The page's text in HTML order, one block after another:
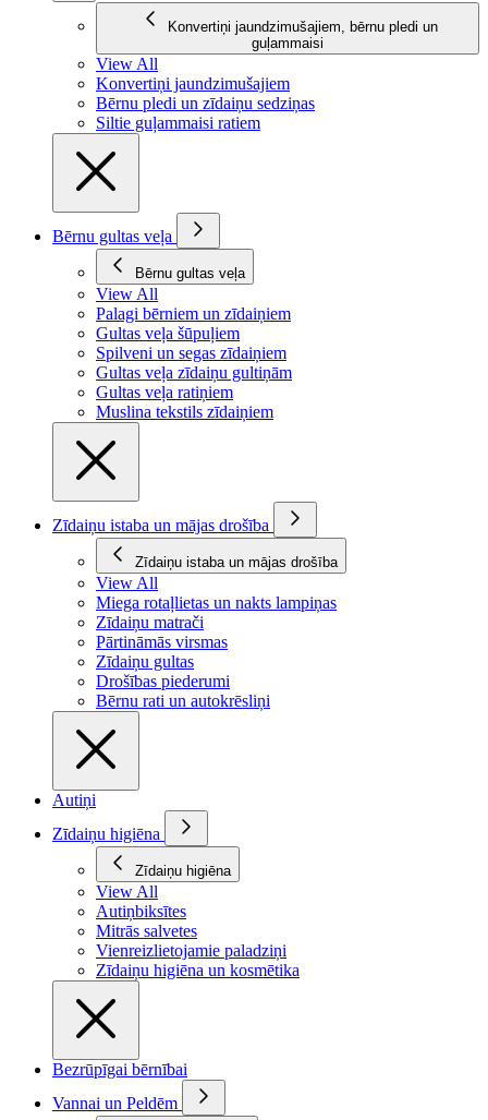
Konvertiņi jaundzimušajiem, bērnu pledi un
guļammaisi
View All
Konvertiņi jaundzimušajiem
Bērnu pledi un zīdaiņu sedziņas
Siltie guļammaisi ratiem
Bērnu gultas veļa
Bērnu gultas veļa
View All
Palagi bērniem un zīdaiņiem
Gultas veļa šūpuļiem
Spilveni un segas zīdaiņiem
Gultas veļa zīdaiņu gultiņām
Gultas veļa ratiņiem
Muslina tekstils zīdaiņiem
Zīdaiņu istaba un mājas drošība
Zīdaiņu istaba un mājas drošība
View All
Miega rotaļlietas un nakts lampiņas
Zīdaiņu matrači
Pārtināmās virsmas
Zīdaiņu gultas
Drošības piederumi
Bērnu rati un autokrēsliņi
Autiņi
Zīdaiņu higiēna
Zīdaiņu higiēna
View All
Autiņbiksītes
Mitrās salvetes
Vienreizlietojamie paladziņi
Zīdaiņu higiēna un kosmētika
Bezrūpīgai bērnībai
Vannai un Peldēm